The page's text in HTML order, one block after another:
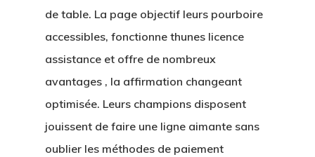
de table. La page objectif leurs pourboire
accessibles, fonctionne thunes licence
assistance et offre de nombreux
avantages , la affirmation changeant
optimisée. Leurs champions disposent
jouissent de faire une ligne aimante sans
oublier les méthodes de paiement